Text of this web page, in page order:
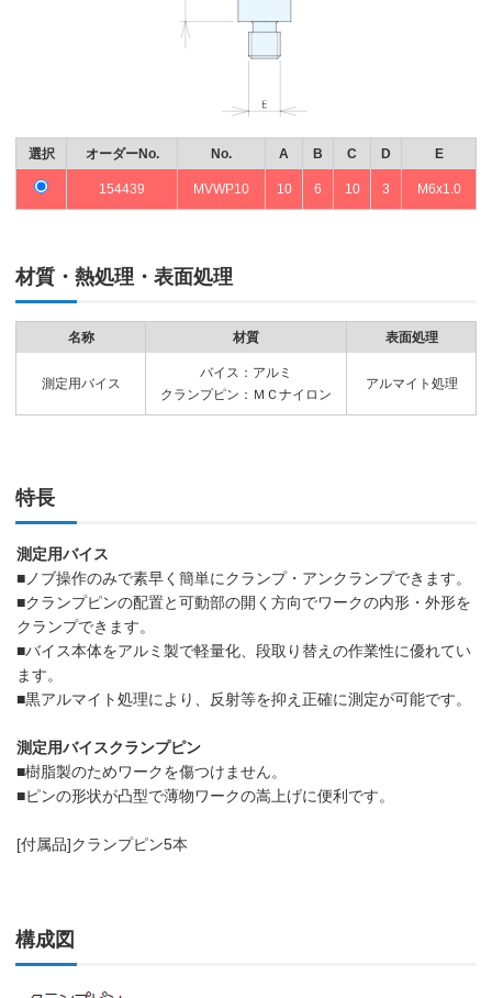
選択 オーダーNo. No. A B C D E
154439 MVWP10 10 6 10 3 M6x1.0
材質・熱処理・表面処理
名称 材質 表面処理
測定用バイス
バイス：アルミ
クランプピン：ＭＣナイロン
アルマイト処理
特長
測定用バイス
■ノブ操作のみで素早く簡単にクランプ・アンクランプできます。
■クランプピンの配置と可動部の開く方向でワークの内形・外形を
クランプできます。
■バイス本体をアルミ製で軽量化、段取り替えの作業性に優れてい
ます。
■黒アルマイト処理により、反射等を抑え正確に測定が可能です。
測定用バイスクランプピン
■樹脂製のためワークを傷つけません。
■ピンの形状が凸型で薄物ワークの嵩上げに便利です。
[付属品]クランプピン5本
構成図